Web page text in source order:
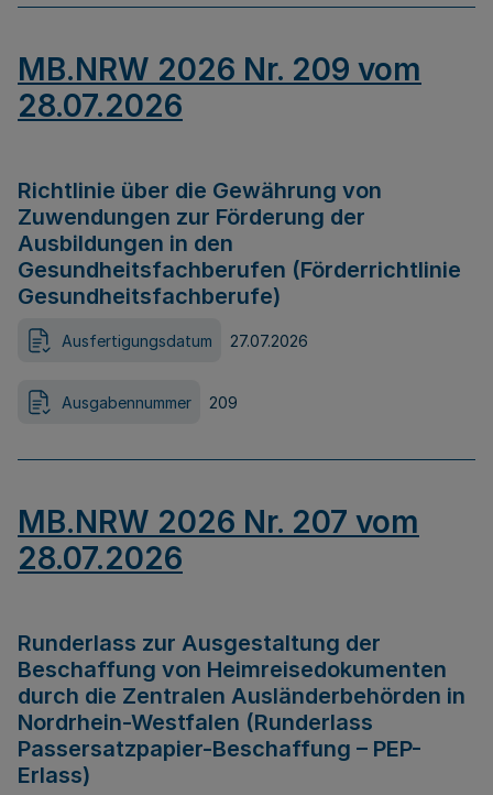
MB.NRW 2026 Nr. 209 vom
28.07.2026
Richtlinie über die Gewährung von
Zuwendungen zur Förderung der
Ausbildungen in den
Gesundheitsfachberufen (Förderrichtlinie
Gesundheitsfachberufe)
Ausfertigungsdatum 27.07.2026
Ausgabennummer 209
MB.NRW 2026 Nr. 207 vom
28.07.2026
Runderlass zur Ausgestaltung der
Beschaffung von Heimreisedokumenten
durch die Zentralen Ausländerbehörden in
Nordrhein-Westfalen (Runderlass
Passersatzpapier-Beschaffung – PEP-
Erlass)